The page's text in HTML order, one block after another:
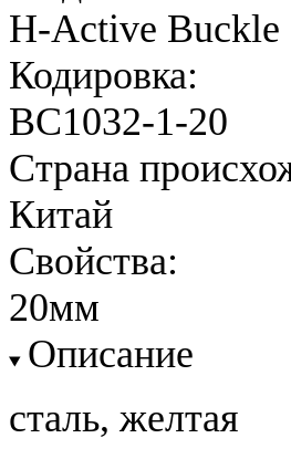
H-Active Buckle
Кодировка:
BC1032-1-20
Страна
Китай
Свойства:
20мм
Описание
сталь, желтая